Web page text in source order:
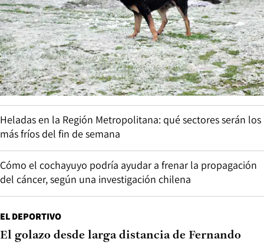
Heladas en la Región Metropolitana: qué sectores serán los
más fríos del fin de semana
Cómo el cochayuyo podría ayudar a frenar la propagación
del cáncer, según una investigación chilena
EL DEPORTIVO
El golazo desde larga distancia de Fernando